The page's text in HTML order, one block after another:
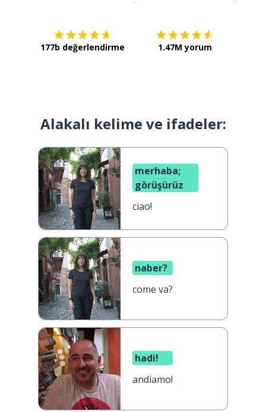
177b değerlendirme 1.47M yorum
Alakalı kelime ve ifadeler:
merhaba;
görüşürüz
ciao!
naber?
come va?
hadi!
andiamo!